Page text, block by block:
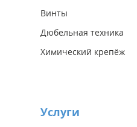
Винты
Дюбельная техника
Химический крепёж
Услуги